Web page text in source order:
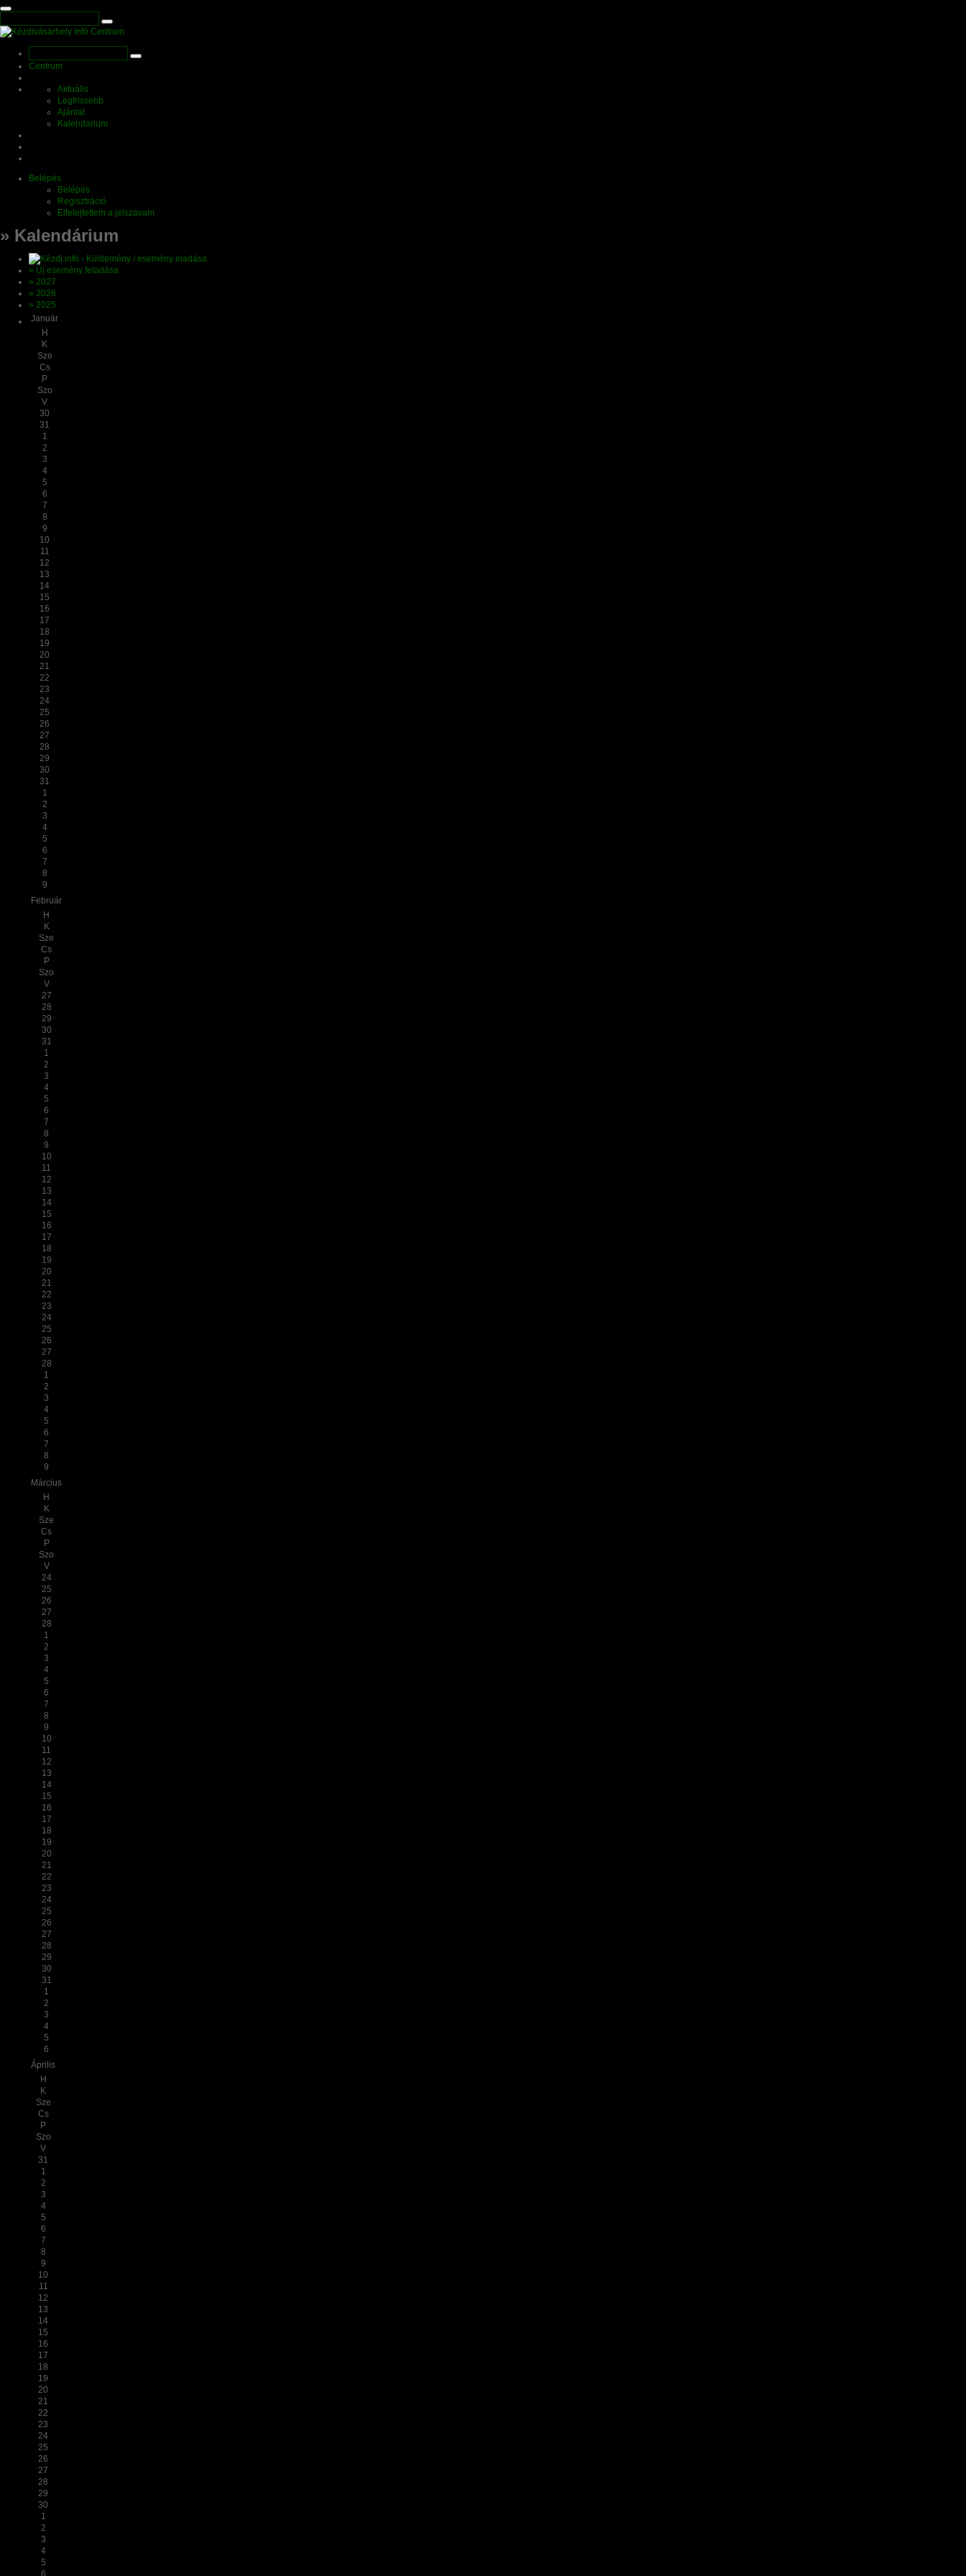
Centrum
Aktuális
Legfrissebb
Ajánlat
Kalendárium
Belépés
Belépés
Regisztráció
Elfelejtettem a jelszavam
» Kalendárium
» Új esemény feladása
» 2027
» 2026
» 2025
Január
H
K
Sze
Cs
P
Szo
V
30
31
1
2
3
4
5
6
7
8
9
10
11
12
13
14
15
16
17
18
19
20
21
22
23
24
25
26
27
28
29
30
31
1
2
3
4
5
6
7
8
9
Február
H
K
Sze
Cs
P
Szo
V
27
28
29
30
31
1
2
3
4
5
6
7
8
9
10
11
12
13
14
15
16
17
18
19
20
21
22
23
24
25
26
27
28
1
2
3
4
5
6
7
8
9
Március
H
K
Sze
Cs
P
Szo
V
24
25
26
27
28
1
2
3
4
5
6
7
8
9
10
11
12
13
14
15
16
17
18
19
20
21
22
23
24
25
26
27
28
29
30
31
1
2
3
4
5
6
Április
H
K
Sze
Cs
P
Szo
V
31
1
2
3
4
5
6
7
8
9
10
11
12
13
14
15
16
17
18
19
20
21
22
23
24
25
26
27
28
29
30
1
2
3
4
5
6